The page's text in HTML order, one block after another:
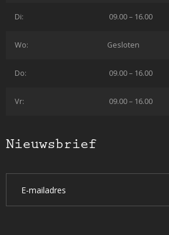
Di: 09.00 – 16.00
Wo: Gesloten
Do: 09.00 – 16.00
Vr: 09.00 – 16.00
Nieuwsbrief